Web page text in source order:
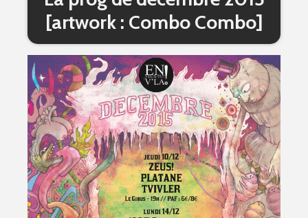
[artwork : Combo Combo]